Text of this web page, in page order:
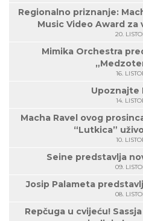
Regionalno priznanje:
Music Video Award
20.
Mimika Orchestra
16.
Upoznajte
14.
Macha Ravel ovog
“Lutkica”
10.
Seine predstavlja
09.
Josip Palameta
08.
Repčuga u cvijeću!